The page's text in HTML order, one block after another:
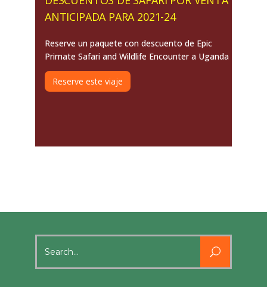
ANTICIPADA PARA 2021-24
Reserve un paquete con descuento de Epic
Primate Safari and Wildlife Encounter a Uganda
Reserve este viaje
for: